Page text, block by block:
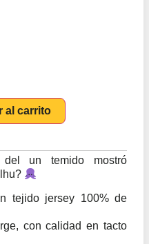
al carrito
del un temido mostró
tejido jersey 100% de
con calidad en tacto